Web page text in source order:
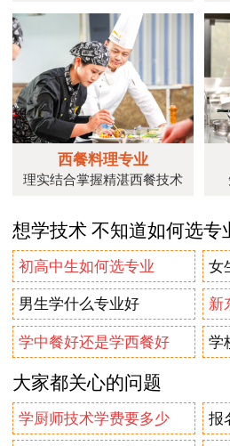
西餐料理专业
理实结合掌握精湛西餐技术
想学技术 不知道如何选专
初高中生如何选专业 女
男生学什么专业好 新
学中餐好还是学西餐好 学
大家都关心的问题
学厨师技术学费要多少 报